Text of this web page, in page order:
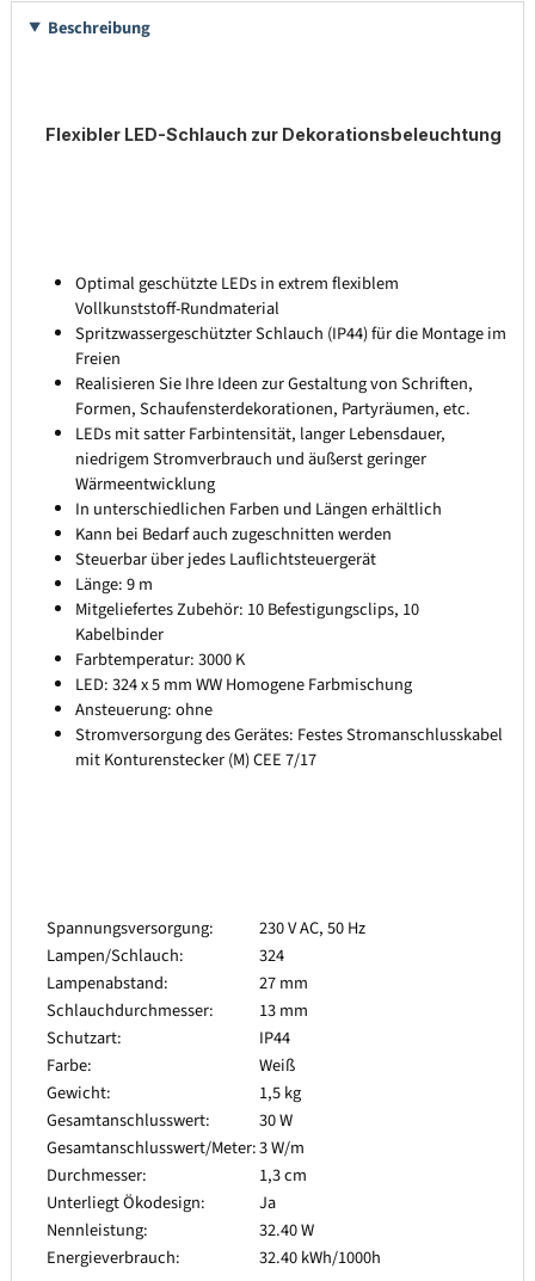
Beschreibung
Flexibler LED-Schlauch zur Dekorationsbeleuchtung
Optimal geschützte LEDs in extrem flexiblem
Vollkunststoff-Rundmaterial
Spritzwassergeschützter Schlauch (IP44) für die Montage im
Freien
Realisieren Sie Ihre Ideen zur Gestaltung von Schriften,
Formen, Schaufensterdekorationen, Partyräumen, etc.
LEDs mit satter Farbintensität, langer Lebensdauer,
niedrigem Stromverbrauch und äußerst geringer
Wärmeentwicklung
In unterschiedlichen Farben und Längen erhältlich
Kann bei Bedarf auch zugeschnitten werden
Steuerbar über jedes Lauflichtsteuergerät
Länge: 9 m
Mitgeliefertes Zubehör: 10 Befestigungsclips, 10
Kabelbinder
Farbtemperatur: 3000 K
LED: 324 x 5 mm WW Homogene Farbmischung
Ansteuerung: ohne
Stromversorgung des Gerätes: Festes Stromanschlusskabel
mit Konturenstecker (M) CEE 7/17
Spannungsversorgung:
230 V AC, 50 Hz
Lampen/Schlauch:
324
Lampenabstand:
27 mm
Schlauchdurchmesser:
13 mm
Schutzart:
IP44
Farbe:
Weiß
Gewicht:
1,5 kg
Gesamtanschlusswert:
30 W
Gesamtanschlusswert/Meter:3 W/m
Durchmesser:
1,3 cm
Unterliegt Ökodesign:
Ja
Nennleistung:
32.40 W
Energieverbrauch:
32.40 kWh/1000h